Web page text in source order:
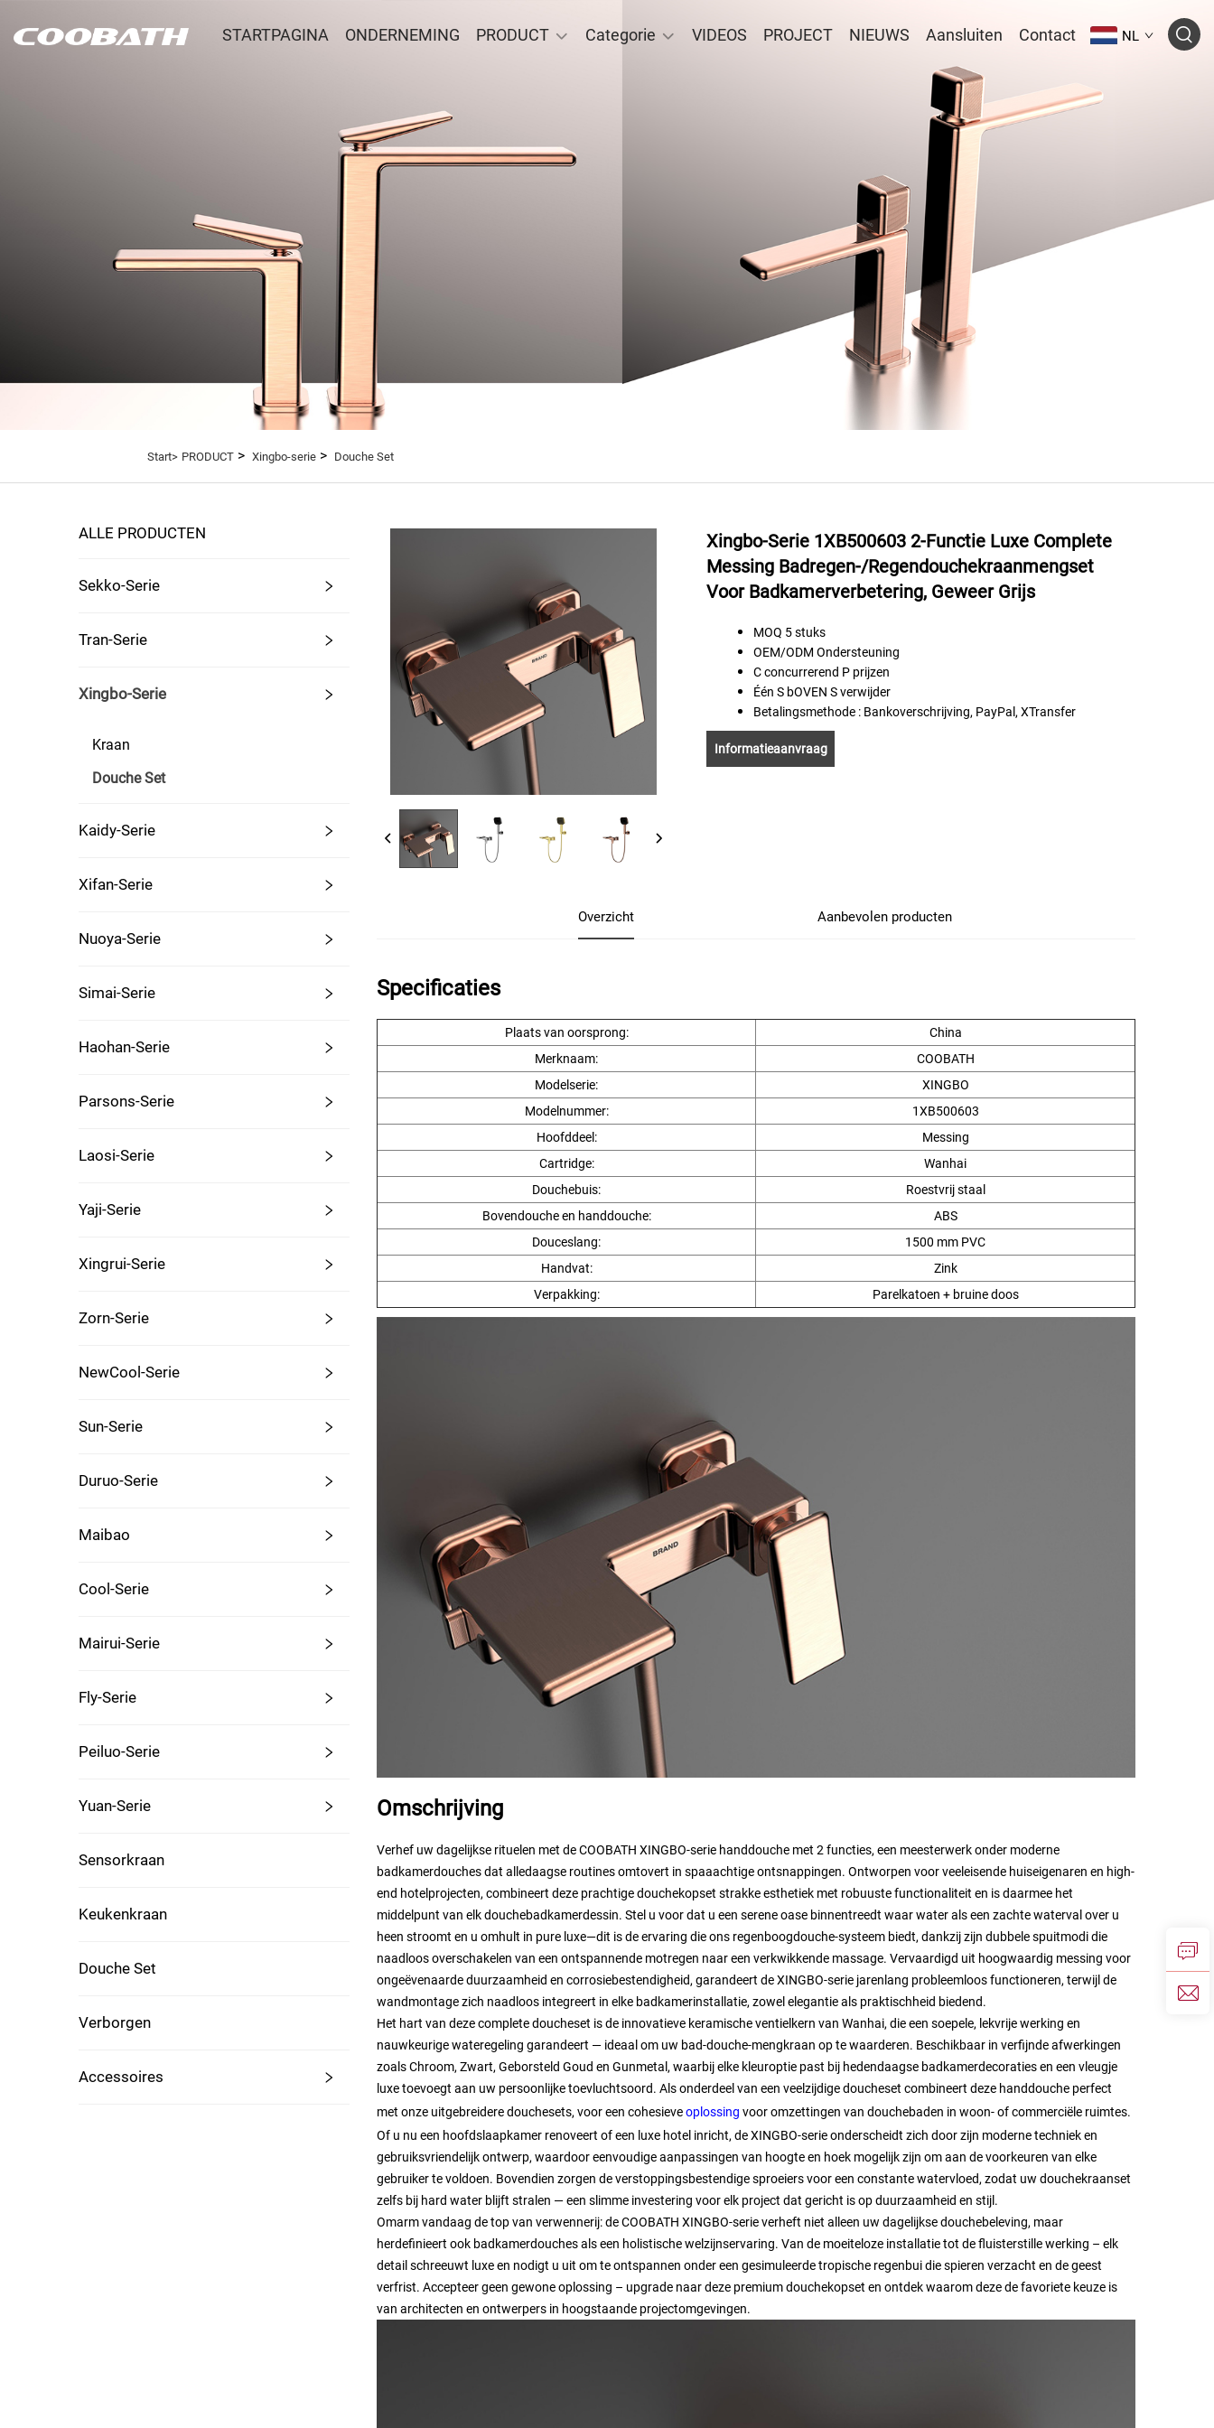
STARTPAGINA ONDERNEMING PRODUCT Categorie VIDEOS PROJECT NIEUWS Aansluiten Contact NL
Start> PRODUCT> Xingbo-serie> Douche Set
ALLE PRODUCTEN
Sekko-Serie
Tran-Serie
Xingbo-Serie
Kraan
Douche Set
Kaidy-Serie
Xifan-Serie
Nuoya-Serie
Simai-Serie
Haohan-Serie
Parsons-Serie
Laosi-Serie
Yaji-Serie
Xingrui-Serie
Zorn-Serie
NewCool-Serie
Sun-Serie
Duruo-Serie
Maibao
Cool-Serie
Mairui-Serie
Fly-Serie
Peiluo-Serie
Yuan-Serie
Sensorkraan
Keukenkraan
Douche Set
Verborgen
Accessoires
Xingbo-Serie 1XB500603 2-Functie Luxe Complete
Messing Badregen-/regendouchekraanmengset
Voor Badkamerverbetering, Geweer Grijs
MOQ 5 stuks
OEM/ODM Ondersteuning
Cconcurrerend P prijzen
Één S bOVEN Sverwijder
Betalingsmethode : Bankoverschrijving, PayPal, XTransfer
Informatieaanvraag
Overzicht Aanbevolen producten
Specificaties
Plaats van oorsprong:
China
Merknaam:
COOBATH
Modelserie:
XINGBO
Modelnummer:
1XB500603
Hoofddeel:
Messing
Cartridge:
Wanhai
Douchebuis:
Roestvrij staal
Bovendouche en handdouche:
ABS
Douceslang:
1500 mm PVC
Handvat:
Zink
Verpakking:
Parelkatoen + bruine doos
Omschrijving
Verhef uw dagelijkse rituelen met de COOBATH XINGBO-serie handdouche met 2 functies, een meesterwerk onder moderne
badkamerdouches dat alledaagse routines omtovert in spaaachtige ontsnappingen. Ontworpen voor veeleisende huiseigenaren en high-
end hotelprojecten, combineert deze prachtige douchekopset strakke esthetiek met robuuste functionaliteit en is daarmee het
middelpunt van elk douchebadkamerdessin. Stel u voor dat u een serene oase binnentreedt waar water als een zachte waterval over u
heen stroomt en u omhult in pure luxe—dit is de ervaring die ons regenboogdouche-systeem biedt, dankzij zijn dubbele spuitmodi die
naadloos overschakelen van een ontspannende motregen naar een verkwikkende massage. Vervaardigd uit hoogwaardig messing voor
ongeëvenaarde duurzaamheid en corrosiebestendigheid, garandeert de XINGBO-serie jarenlang probleemloos functioneren, terwijl de
wandmontage zich naadloos integreert in elke badkamerinstallatie, zowel elegantie als praktischheid biedend.
Het hart van deze complete doucheset is de innovatieve keramische ventielkern van Wanhai, die een soepele, lekvrije werking en
nauwkeurige wateregeling garandeert — ideaal om uw bad-douche-mengkraan op te waarderen. Beschikbaar in verfijnde afwerkingen
zoals Chroom, Zwart, Geborsteld Goud en Gunmetal, waarbij elke kleuroptie past bij hedendaagse badkamerdecoraties en een vleugje
luxe toevoegt aan uw persoonlijke toevluchtsoord. Als onderdeel van een veelzijdige doucheset combineert deze handdouche perfect
met onze uitgebreidere douchesets, voor een cohesieveoplossing voor omzettingen van douchebaden in woon- of commerciële ruimtes.
Of u nu een hoofdslaapkamer renoveert of een luxe hotel inricht, de XINGBO-serie onderscheidt zich door zijn moderne techniek en
gebruiksvriendelijk ontwerp, waardoor eenvoudige aanpassingen van hoogte en hoek mogelijk zijn om aan de voorkeuren van elke
gebruiker te voldoen. Bovendien zorgen de verstoppingsbestendige sproeiers voor een constante watervloed, zodat uw douchekraanset
zelfs bij hard water blijft stralen — een slimme investering voor elk project dat gericht is op duurzaamheid en stijl.
Omarm vandaag de top van verwennerij: de COOBATH XINGBO-serie verheft niet alleen uw dagelijkse douchebeleving, maar
herdefinieert ook badkamerdouches als een holistische welzijnservaring. Van de moeiteloze installatie tot de fluisterstille werking – elk
detail schreeuwt luxe en nodigt u uit om te ontspannen onder een gesimuleerde tropische regenbui die spieren verzacht en de geest
verfrist. Accepteer geen gewone oplossing – upgrade naar deze premium douchekopset en ontdek waarom deze de favoriete keuze is
van architecten en ontwerpers in hoogstaande projectomgevingen.